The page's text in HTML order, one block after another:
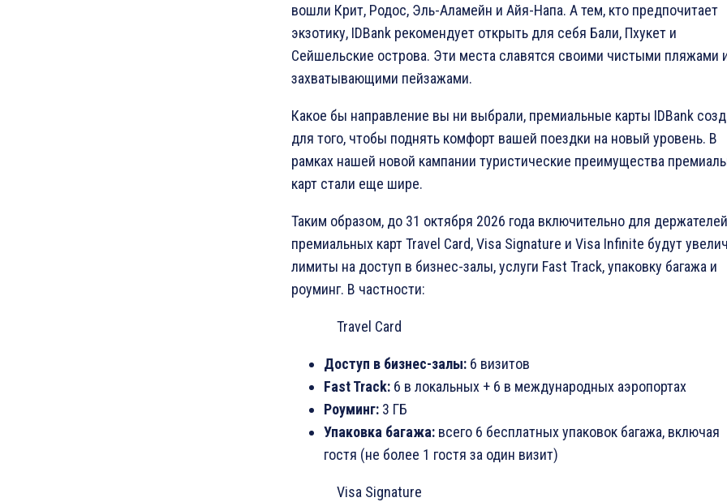
вошли Крит, Родос, Эль-Аламейн и Айя-Напа. А тем, кто предпочитает
экзотику, IDBank рекомендует открыть для себя Бали, Пхукет и
Сейшельские острова. Эти места славятся своими чистыми пляжами
захватывающими пейзажами.
Какое бы направление вы ни выбрали, премиальные карты IDBank
для того, чтобы поднять комфорт вашей поездки на новый уровень. В
рамках нашей новой кампании туристические преимущества
карт стали еще шире.
Таким образом, до 31 октября 2026 года включительно для держателей
премиальных карт Travel Card, Visa Signature и Visa Infinite будут
лимиты на доступ в бизнес-залы, услуги Fast Track, упаковку багажа и
роуминг. В частности:
Travel Card
Доступ в бизнес-залы: 6 визитов
FastTrack: 6 в локальных + 6 в международных аэропортах
Роуминг: 3 ГБ
Упаковка багажа: всего 6 бесплатных упаковок багажа, включая
гостя (не более 1 гостя за один визит)
Visa Signature